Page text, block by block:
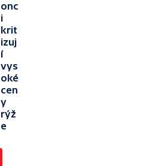
onc
i
krit
izuj
í
vys
oké
cen
y
rýž
e